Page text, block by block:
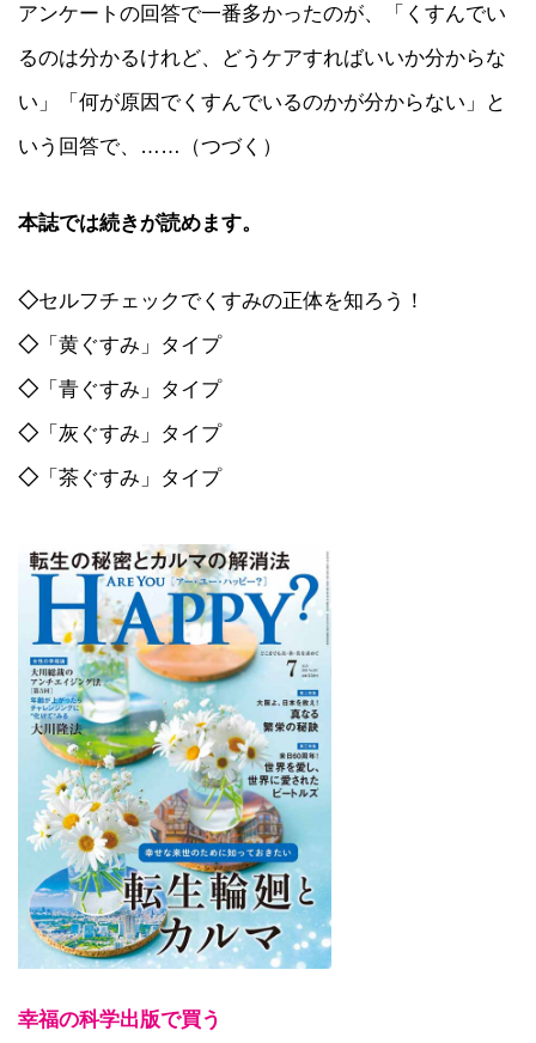
アンケートの回答で一番多かったのが、「くすんでい
るのは分かるけれど、どうケアすればいいか分からな
い」「何が原因でくすんでいるのかが分からない」と
いう回答で、……（つづく）
本誌では続きが読めます。
◇セルフチェックでくすみの正体を知ろう！
◇ 「黄ぐすみ」タイプ
◇ 「青ぐすみ」タイプ
◇ 「灰ぐすみ」タイプ
◇ 「茶ぐすみ」タイプ
幸福の科学出版で買う